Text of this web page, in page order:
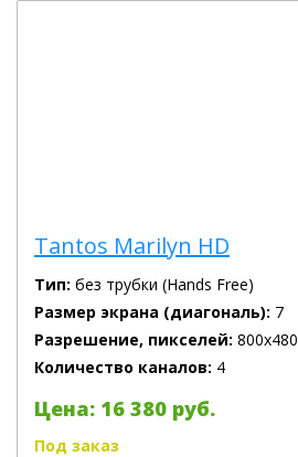
Tantos Marilyn HD
Тип: без трубки (Hands Free)
Размер экрана (диагональ): 7
Разрешение, пикселей: 800x480
Количество каналов: 4
Цена: 16 380 руб.
Под заказ